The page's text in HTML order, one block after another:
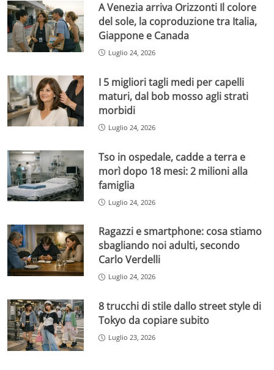
A Venezia arriva Orizzonti Il colore
del sole, la coproduzione tra Italia,
Giappone e Canada
Luglio 24, 2026
I 5 migliori tagli medi per capelli
maturi, dal bob mosso agli strati
morbidi
Luglio 24, 2026
Tso in ospedale, cadde a terra e
morì dopo 18 mesi: 2 milioni alla
famiglia
Luglio 24, 2026
Ragazzi e smartphone: cosa stiamo
sbagliando noi adulti, secondo
Carlo Verdelli
Luglio 24, 2026
8 trucchi di stile dallo street style di
Tokyo da copiare subito
Luglio 23, 2026